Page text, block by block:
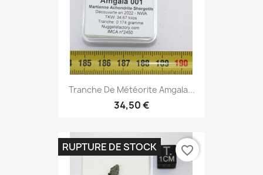
Tranche De Météorite Amgala...
34,50 €
RUPTURE DE STOCK favorite_border